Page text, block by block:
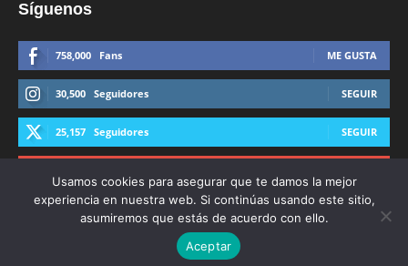
Síguenos
758,000 Fans ME GUSTA
30,500 Seguidores SEGUIR
25,157 Seguidores SEGUIR
© Derechos Reservados AFmedios 2021
Usamos cookies para asegurar que te damos la mejor
experiencia en nuestra web. Si continúas usando este sitio,
asumiremos que estás de acuerdo con ello.
Aceptar